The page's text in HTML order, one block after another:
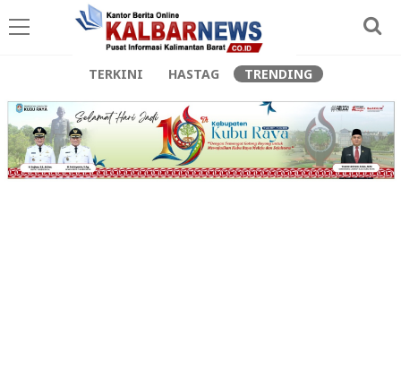
TERKINI HASTAG TRENDING